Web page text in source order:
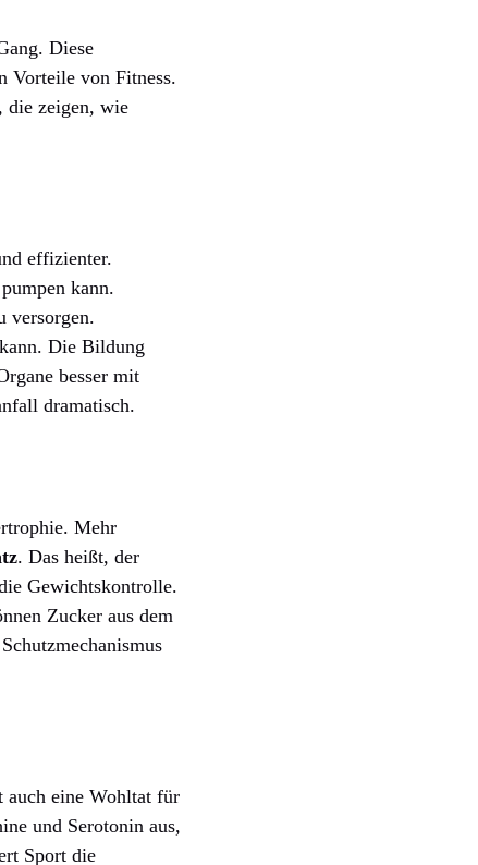
Diese
Vorteile von Fitness.
die zeigen, wie
effizienter.
kann.
versorgen.
kann. Die Bildung
besser mit
dramatisch.
Mehr
. Das heißt, der
Gewichtskontrolle.
Zucker aus dem
auch eine Wohltat für
und Serotonin aus,
Sport die